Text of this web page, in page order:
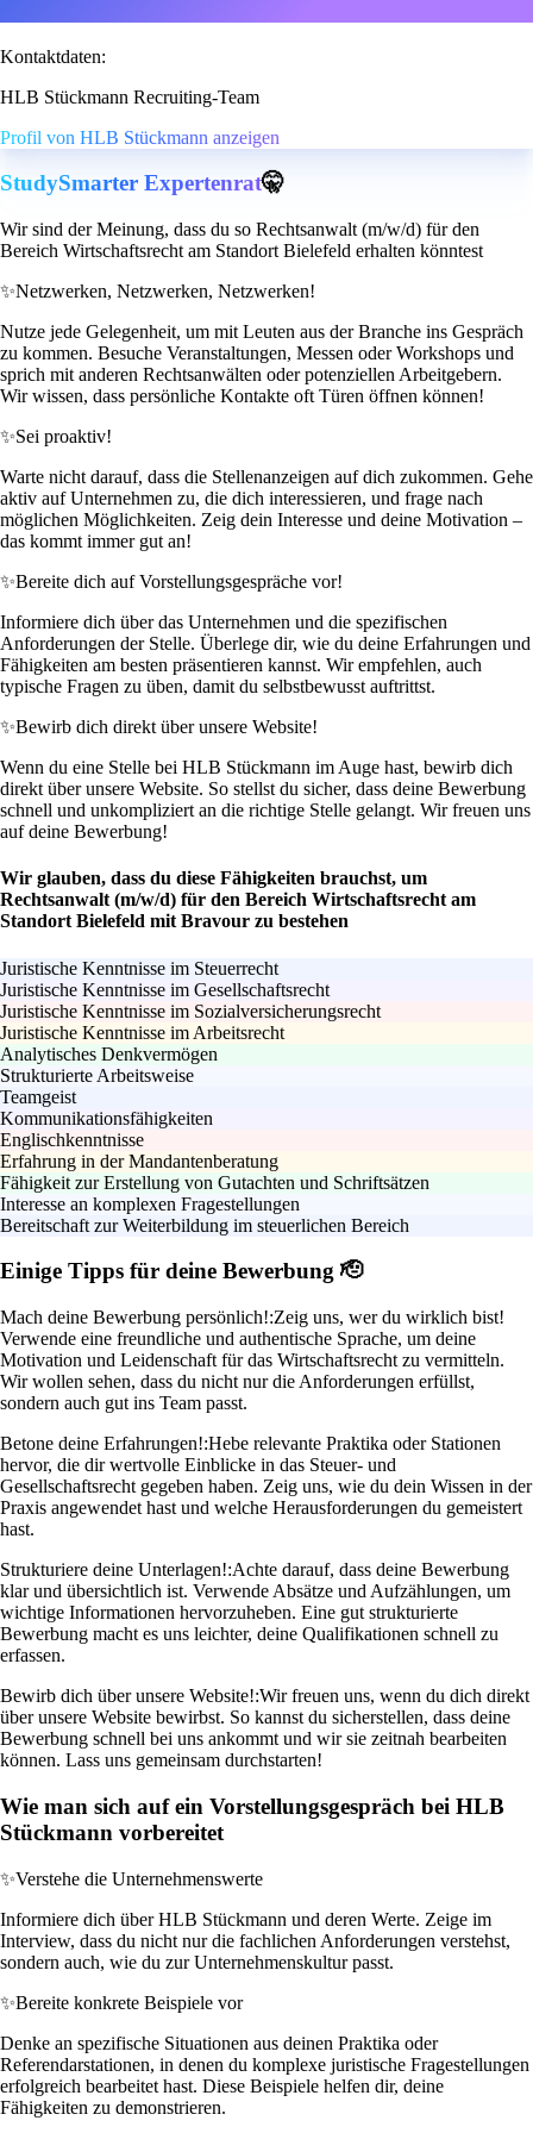
Kontaktdaten:
HLB Stückmann Recruiting-Team
Profil von HLB Stückmann anzeigen
StudySmarter Expertenrat🤫
Wir sind der Meinung, dass du so Rechtsanwalt (m/w/d) für den
Bereich Wirtschaftsrecht am Standort Bielefeld erhalten könntest
✨Netzwerken, Netzwerken, Netzwerken!
Nutze jede Gelegenheit, um mit Leuten aus der Branche ins Gespräch
zu kommen. Besuche Veranstaltungen, Messen oder Workshops und
sprich mit anderen Rechtsanwälten oder potenziellen Arbeitgebern.
Wir wissen, dass persönliche Kontakte oft Türen öffnen können!
✨Sei proaktiv!
Warte nicht darauf, dass die Stellenanzeigen auf dich zukommen. Gehe
aktiv auf Unternehmen zu, die dich interessieren, und frage nach
möglichen Möglichkeiten. Zeig dein Interesse und deine Motivation –
das kommt immer gut an!
✨Bereite dich auf Vorstellungsgespräche vor!
Informiere dich über das Unternehmen und die spezifischen
Anforderungen der Stelle. Überlege dir, wie du deine Erfahrungen und
Fähigkeiten am besten präsentieren kannst. Wir empfehlen, auch
typische Fragen zu üben, damit du selbstbewusst auftrittst.
✨Bewirb dich direkt über unsere Website!
Wenn du eine Stelle bei HLB Stückmann im Auge hast, bewirb dich
direkt über unsere Website. So stellst du sicher, dass deine Bewerbung
schnell und unkompliziert an die richtige Stelle gelangt. Wir freuen uns
auf deine Bewerbung!
Wir glauben, dass du diese Fähigkeiten brauchst, um
Rechtsanwalt (m/w/d) für den Bereich Wirtschaftsrecht am
Standort Bielefeld mit Bravour zu bestehen
Juristische Kenntnisse im Steuerrecht
Juristische Kenntnisse im Gesellschaftsrecht
Juristische Kenntnisse im Sozialversicherungsrecht
Juristische Kenntnisse im Arbeitsrecht
Analytisches Denkvermögen
Strukturierte Arbeitsweise
Teamgeist
Kommunikationsfähigkeiten
Englischkenntnisse
Erfahrung in der Mandantenberatung
Fähigkeit zur Erstellung von Gutachten und Schriftsätzen
Interesse an komplexen Fragestellungen
Bereitschaft zur Weiterbildung im steuerlichen Bereich
Einige Tipps für deine Bewerbung 🫡
Mach deine Bewerbung persönlich!:Zeig uns, wer du wirklich bist!
Verwende eine freundliche und authentische Sprache, um deine
Motivation und Leidenschaft für das Wirtschaftsrecht zu vermitteln.
Wir wollen sehen, dass du nicht nur die Anforderungen erfüllst,
sondern auch gut ins Team passt.
Betone deine Erfahrungen!:Hebe relevante Praktika oder Stationen
hervor, die dir wertvolle Einblicke in das Steuer- und
Gesellschaftsrecht gegeben haben. Zeig uns, wie du dein Wissen in der
Praxis angewendet hast und welche Herausforderungen du gemeistert
hast.
Strukturiere deine Unterlagen!:Achte darauf, dass deine Bewerbung
klar und übersichtlich ist. Verwende Absätze und Aufzählungen, um
wichtige Informationen hervorzuheben. Eine gut strukturierte
Bewerbung macht es uns leichter, deine Qualifikationen schnell zu
erfassen.
Bewirb dich über unsere Website!:Wir freuen uns, wenn du dich direkt
über unsere Website bewirbst. So kannst du sicherstellen, dass deine
Bewerbung schnell bei uns ankommt und wir sie zeitnah bearbeiten
können. Lass uns gemeinsam durchstarten!
Wie man sich auf ein Vorstellungsgespräch bei HLB
Stückmann vorbereitet
✨Verstehe die Unternehmenswerte
Informiere dich über HLB Stückmann und deren Werte. Zeige im
Interview, dass du nicht nur die fachlichen Anforderungen verstehst,
sondern auch, wie du zur Unternehmenskultur passt.
✨Bereite konkrete Beispiele vor
Denke an spezifische Situationen aus deinen Praktika oder
Referendarstationen, in denen du komplexe juristische Fragestellungen
erfolgreich bearbeitet hast. Diese Beispiele helfen dir, deine
Fähigkeiten zu demonstrieren.